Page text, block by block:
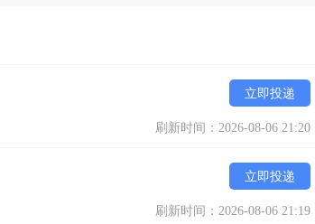
立即投递
刷新时间：2026-08-06 21:20
立即投递
刷新时间：2026-08-06 21:19